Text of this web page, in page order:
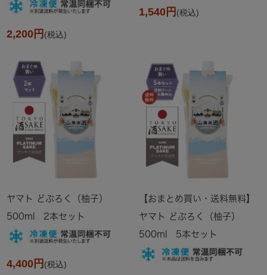
2,200円 (税込)
1,540円 (税込)
ヤマト どぶろく（柚子）
500ml 2本セット
4,400円 (税込)
【おまとめ買い・送料無料】
ヤマト どぶろく（柚子）
500ml 5本セット